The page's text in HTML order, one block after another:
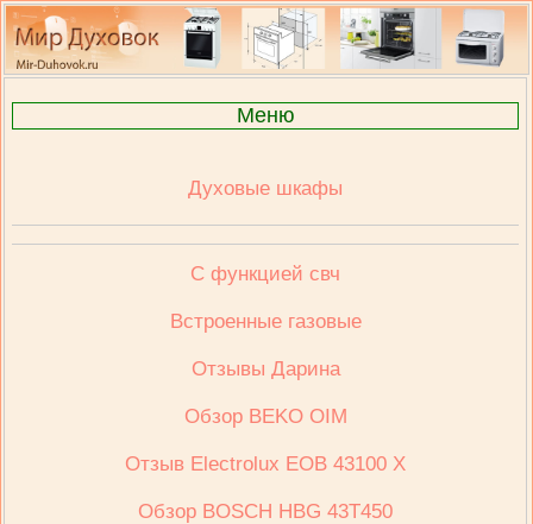
Меню
Духовые шкафы
С функцией свч
Встроенные газовые
Отзывы Дарина
Обзор BEKO OIM
Отзыв Electrolux ЕОВ 43100 Х
Обзор BOSCH HBG 43T450